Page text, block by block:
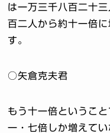
は一万三千八百二十
百二人から約十一倍
す。
○矢倉克夫君
もう十一倍というこ
一・七倍しか増えて